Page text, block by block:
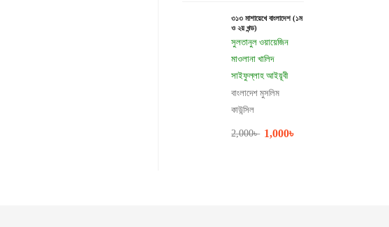
৩১৩ মাশায়েখে বাংলাদেশ (১ম
ও ২য় খন্ড)
সুলতানুল ওয়ায়েজিন
মাওলানা খালিদ
সাইফুল্লাহ আইয়ূবী
বাংলাদেশ মুসলিম
কাউন্সিল
2,000৳ 1,000৳